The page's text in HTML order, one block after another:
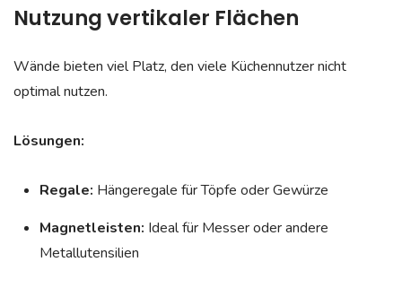
Nutzung vertikaler Flächen
Wände bieten viel Platz, den viele Küchennutzer nicht
optimal nutzen.
Lösungen:
Regale: Hängeregale für Töpfe oder Gewürze
Magnetleisten: Ideal für Messer oder andere
Metallutensilien